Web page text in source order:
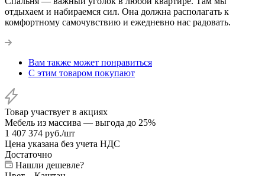
отдыхаем и набираемся сил. Она должна располагать к
комфортному самочувствию и ежедневно нас радовать.
Вам также может понравиться
С этим товаром покупают
Товар участвует в акциях
Мебель из массива — выгода до 25%
1 407 374 руб./шт
Цена указана без учета НДС
Достаточно
Нашли дешевле?